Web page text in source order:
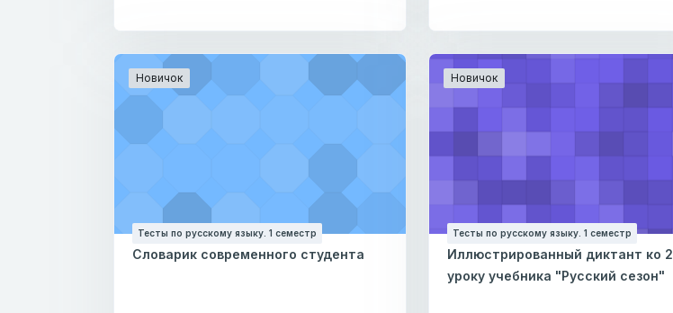
Новичок
Тесты по русскому языку. 1 семестр
Словарик современного студента
Новичок
Тесты по русскому языку. 1 семестр
Иллюстрированный диктант ко 2
уроку учебника "Русский сезон"